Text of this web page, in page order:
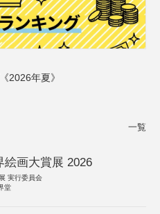
2026年夏》
一覧
絵画大賞展 2026
実行委員会
堂